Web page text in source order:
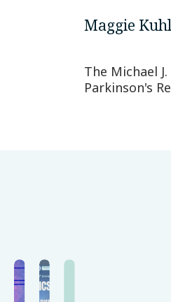
Maggie Kuhl
The Michael
Parkinson's